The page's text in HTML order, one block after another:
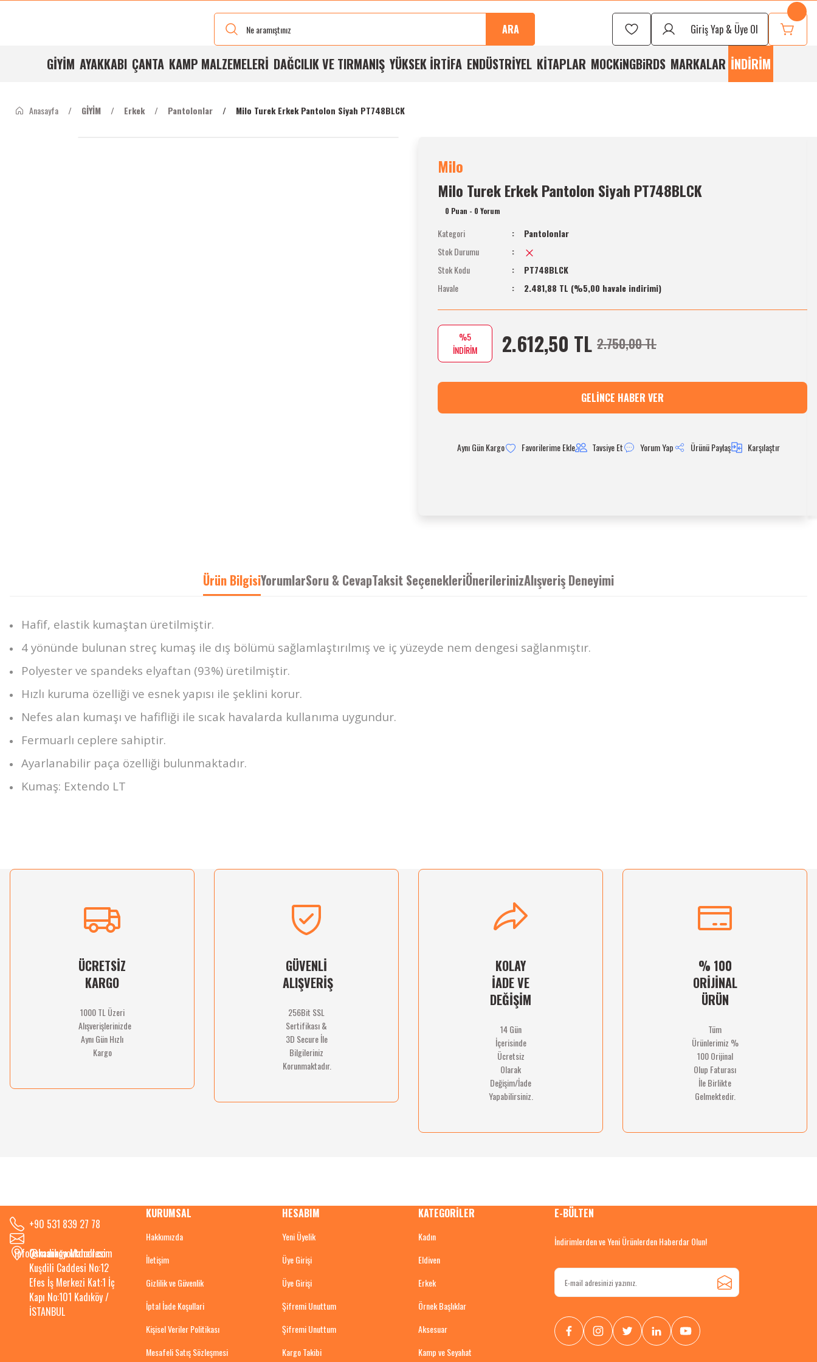
Ve Bedenleri
ile
Stoğumuzda
Buluşma
Kalite
Ücretsiz
Gün
İmkanı
ARA Giriş Yap & Üye Ol
GİYİM AYAKKABI ÇANTA KAMP MALZEMELERİ DAĞCILIK VE TIRMANIŞ YÜKSEK İRTİFA ENDÜSTRİYEL KİTAPLAR MOCKiNGBiRDS MARKALAR İNDİRİM
Anasayfa GİYİM Erkek Pantolonlar Milo Turek Erkek Pantolon Siyah PT748BLCK
Milo
Milo Turek Erkek Pantolon Siyah PT748BLCK
0 Puan - 0 Yorum
Kategori
Pantolonlar
Stok Durumu
Stok Kodu
PT748BLCK
Havale
2.481,88 TL (%5,00 havale indirimi)
%5
İNDİRİM
2.612,50 TL 2.750,00 TL
GELINCE HABER VER
Aynı Gün Kargo Tavsiye Et Yorum Yap Ürünü Paylaş Karşılaştır
Ürün BilgisiYorumlarSoru & CevapTaksit SeçenekleriÖnerilerinizAlışveriş Deneyimi
Hafif, elastik kumaştan üretilmiştir.
4 yönünde bulunan streç kumaş ile dış bölümü sağlamlaştırılmış ve iç yüzeyde nem dengesi sağlanmıştır.
Polyester ve spandeks elyaftan (93%) üretilmiştir.
Hızlı kuruma özelliği ve esnek yapısı ile şeklini korur.
Nefes alan kumaşı ve hafifliği ile sıcak havalarda kullanıma uygundur.
Fermuarlı ceplere sahiptir.
Ayarlanabilir paça özelliği bulunmaktadır.
Kumaş: Extendo LT
Ürün bilgilerinde hatalar bulunuyor.
ÜCRETSİZ
KARGO
1000 TL Üzeri
Alışverişlerinizde
Aynı Gün Hızlı
Kargo
GÜVENLİ
ALIŞVERİŞ
256Bit SSL
Sertifikası &
3D Secure İle
Bilgileriniz
Korunmaktadır.
KOLAY
İADE VE
DEĞİŞİM
14 Gün
İçerisinde
Ücretsiz
Olarak
Değişim/İade
Yapabilirsiniz.
% 100
ORİJİNAL
ÜRÜN
Tüm
Ürünlerimiz %
100 Orijinal
Olup Faturası
İle Birlikte
Gelmektedir.
+90 531 839 27 78
info@kadikoyoutdoor.com
Osmanağa Mahallesi
Kuşdili Caddesi No:12
Efes İş Merkezi Kat:1 İç
Kapı No:101 Kadıköy /
İSTANBUL
KURUMSAL
Hakkımızda
İletişim
Gizlilik ve Güvenlik
İptal İade Koşullari
Kişisel Veriler Politikası
Mesafeli Satış Sözleşmesi
HESABIM
Yeni Üyelik
Üye Girişi
Üye Girişi
Şifremi Unuttum
Şifremi Unuttum
Kargo Takibi
KATEGORİLER
Kadın
Eldiven
Erkek
Örnek Başlıklar
Aksesuar
Kamp ve Seyahat
E-BÜLTEN
İndirimlerden ve Yeni Ürünlerden Haberdar Olun!